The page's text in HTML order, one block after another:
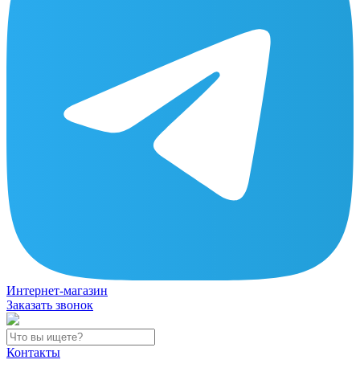
Интернет-магазин
Заказать звонок
Контакты